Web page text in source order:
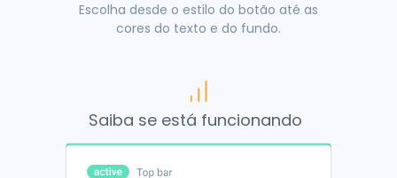
Escolha desde o estilo do botão até as
cores do texto e do fundo.
Saiba se está funcionando